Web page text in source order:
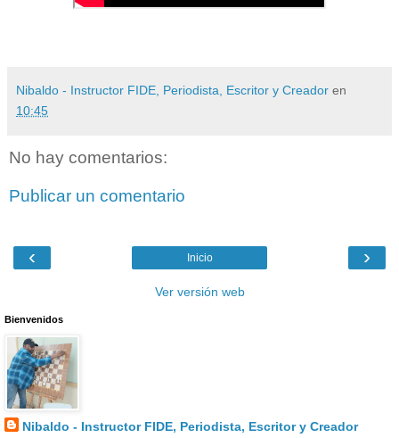
Nibaldo - Instructor FIDE, Periodista, Escritor y Creador en
10:45
No hay comentarios:
Publicar un comentario
‹ ›
Inicio
Ver versión web
Bienvenidos
Nibaldo - Instructor FIDE, Periodista, Escritor y Creador